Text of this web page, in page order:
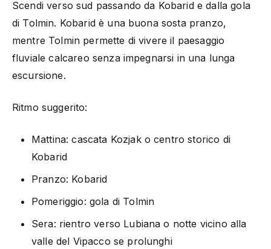
Scendi verso sud passando da Kobarid e dalla gola
di Tolmin. Kobarid è una buona sosta pranzo,
mentre Tolmin permette di vivere il paesaggio
fluviale calcareo senza impegnarsi in una lunga
escursione.
Ritmo suggerito:
Mattina: cascata Kozjak o centro storico di
Kobarid
Pranzo: Kobarid
Pomeriggio: gola di Tolmin
Sera: rientro verso Lubiana o notte vicino alla
valle del Vipacco se prolunghi